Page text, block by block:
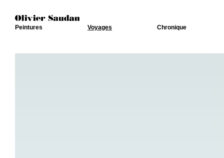
Peintures Voyages Chronique